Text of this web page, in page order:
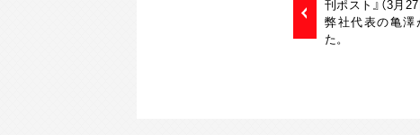
刊ポスト』（3月
弊社代表の亀澤
た。